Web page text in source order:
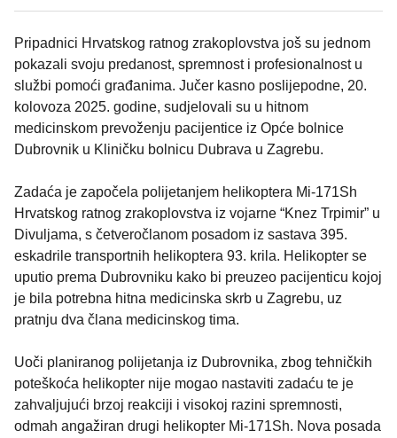
Pripadnici Hrvatskog ratnog zrakoplovstva još su jednom
pokazali svoju predanost, spremnost i profesionalnost u
službi pomoći građanima. Jučer kasno poslijepodne, 20.
kolovoza 2025. godine, sudjelovali su u hitnom
medicinskom prevoženju pacijentice iz Opće bolnice
Dubrovnik u Kliničku bolnicu Dubrava u Zagrebu.
Zadaća je započela polijetanjem helikoptera Mi-171Sh
Hrvatskog ratnog zrakoplovstva iz vojarne “Knez Trpimir” u
Divuljama, s četveročlanom posadom iz sastava 395.
eskadrile transportnih helikoptera 93. krila. Helikopter se
uputio prema Dubrovniku kako bi preuzeo pacijenticu kojoj
je bila potrebna hitna medicinska skrb u Zagrebu, uz
pratnju dva člana medicinskog tima.
Uoči planiranog polijetanja iz Dubrovnika, zbog tehničkih
poteškoća helikopter nije mogao nastaviti zadaću te je
zahvaljujući brzoj reakciji i visokoj razini spremnosti,
odmah angažiran drugi helikopter Mi-171Sh. Nova posada